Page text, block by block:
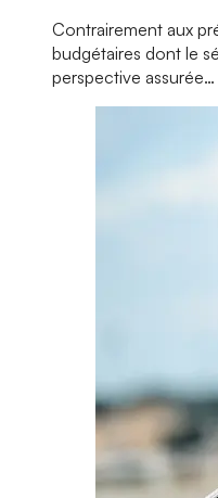
Contrairement aux
budgétaires dont le
perspective assurée…